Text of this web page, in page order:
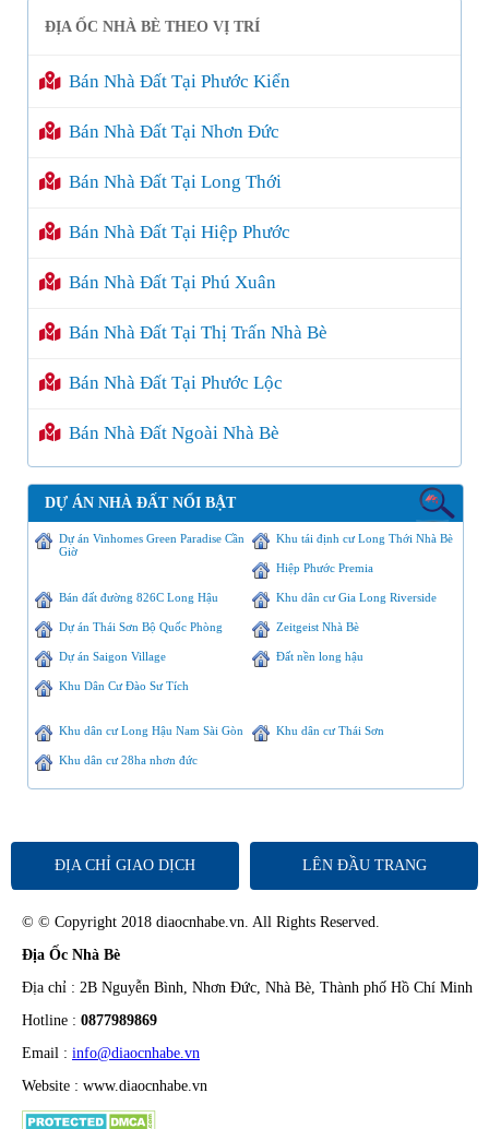
ĐỊA ỐC NHÀ BÈ THEO VỊ TRÍ
Bán Nhà Đất Tại Phước Kiển
Bán Nhà Đất Tại Nhơn Đức
Bán Nhà Đất Tại Long Thới
Bán Nhà Đất Tại Hiệp Phước
Bán Nhà Đất Tại Phú Xuân
Bán Nhà Đất Tại Thị Trấn Nhà Bè
Bán Nhà Đất Tại Phước Lộc
Bán Nhà Đất Ngoài Nhà Bè
DỰ ÁN NHÀ ĐẤT NỔI BẬT
Dự án Vinhomes Green Paradise Cần
Giờ
Khu tái định cư Long Thới Nhà Bè
Hiệp Phước Premia
Bán đất đường 826C Long Hậu Khu dân cư Gia Long Riverside
Dự án Thái Sơn Bộ Quốc Phòng Zeitgeist Nhà Bè
Dự án Saigon Village Đất nền long hậu
Khu Dân Cư Đào Sư Tích
Khu dân cư Long Hậu Nam Sài Gòn Khu dân cư Thái Sơn
Khu dân cư 28ha nhơn đức
ĐỊA CHỈ GIAO DỊCH LÊN ĐẦU TRANG
© © Copyright 2018 diaocnhabe.vn. All Rights Reserved.
Địa Ốc Nhà Bè
Địa chỉ : 2B Nguyễn Bình, Nhơn Đức, Nhà Bè, Thành phố Hồ Chí Minh
Hotline : 0877989869
Email : info@diaocnhabe.vn
Website : www.diaocnhabe.vn